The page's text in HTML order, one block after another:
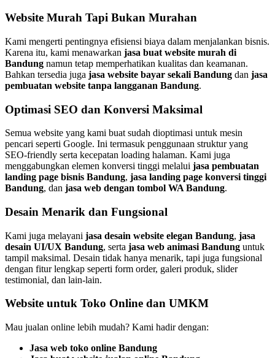
Website Murah Tapi Bukan Murahan
Kami mengerti pentingnya efisiensi biaya dalam menjalankan bisnis.
Karena itu, kami menawarkan jasa buat website murah di
Bandung namun tetap memperhatikan kualitas dan keamanan.
Bahkan tersedia juga jasa website bayar sekali Bandung dan jasa
pembuatan website tanpa langganan Bandung.
Optimasi SEO dan Konversi Maksimal
Semua website yang kami buat sudah dioptimasi untuk mesin
pencari seperti Google. Ini termasuk penggunaan struktur yang
SEO-friendly serta kecepatan loading halaman. Kami juga
menggabungkan elemen konversi tinggi melalui jasa pembuatan
landing page bisnis Bandung, jasa landing page konversi tinggi
Bandung, dan jasa web dengan tombol WA Bandung.
Desain Menarik dan Fungsional
Kami juga melayani jasa desain website elegan Bandung, jasa
desain UI/UX Bandung, serta jasa web animasi Bandung untuk
tampil maksimal. Desain tidak hanya menarik, tapi juga fungsional
dengan fitur lengkap seperti form order, galeri produk, slider
testimonial, dan lain-lain.
Website untuk Toko Online dan UMKM
Mau jualan online lebih mudah? Kami hadir dengan:
Jasa web toko online Bandung